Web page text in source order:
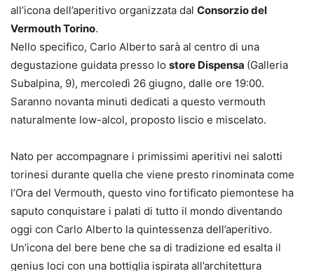
all’icona dell’aperitivo organizzata dal Consorzio del
Vermouth Torino.
Nello specifico, Carlo Alberto sarà al centro di una
degustazione guidata presso lo store Dispensa (Galleria
Subalpina, 9), mercoledì 26 giugno, dalle ore 19:00.
Saranno novanta minuti dedicati a questo vermouth
naturalmente low-alcol, proposto liscio e miscelato.
Nato per accompagnare i primissimi aperitivi nei salotti
torinesi durante quella che viene presto rinominata come
l’Ora del Vermouth, questo vino fortificato piemontese ha
saputo conquistare i palati di tutto il mondo diventando
oggi con Carlo Alberto la quintessenza dell’aperitivo.
Un’icona del bere bene che sa di tradizione ed esalta il
genius loci con una bottiglia ispirata all’architettura